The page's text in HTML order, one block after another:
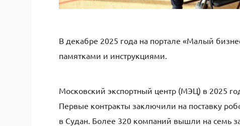
В декабре 2025 года на портале «Малый
памятками и инструкциями.
Московский экспортный центр (МЭЦ) в 2025
Первые контракты заключили на поставку
в Судан. Более 320 компаний вышли на семь